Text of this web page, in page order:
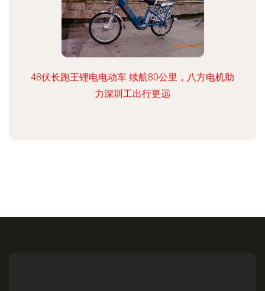
48伏长跑王锂电电动车 续航80公里，八方电机助
力深圳工出行更远